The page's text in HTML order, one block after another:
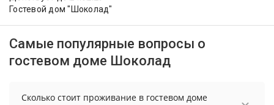
Гостевой дом "Шоколад"
Самые популярные вопросы о
гостевом доме Шоколад
Сколько стоит проживание в гостевом доме